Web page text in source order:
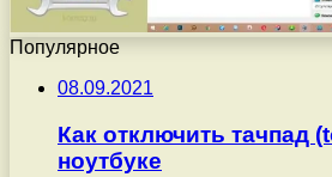
Популярное
08.09.2021
Как отключить тачпад
ноутбуке